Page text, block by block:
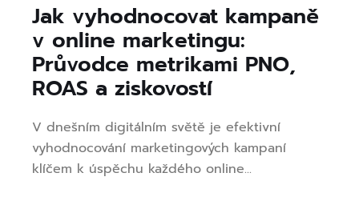
Jak vyhodnocovat kampaně
v online marketingu:
Průvodce metrikami PNO,
ROAS a ziskovostí
V dnešním digitálním světě je efektivní
vyhodnocování marketingových kampaní
klíčem k úspěchu každého online...